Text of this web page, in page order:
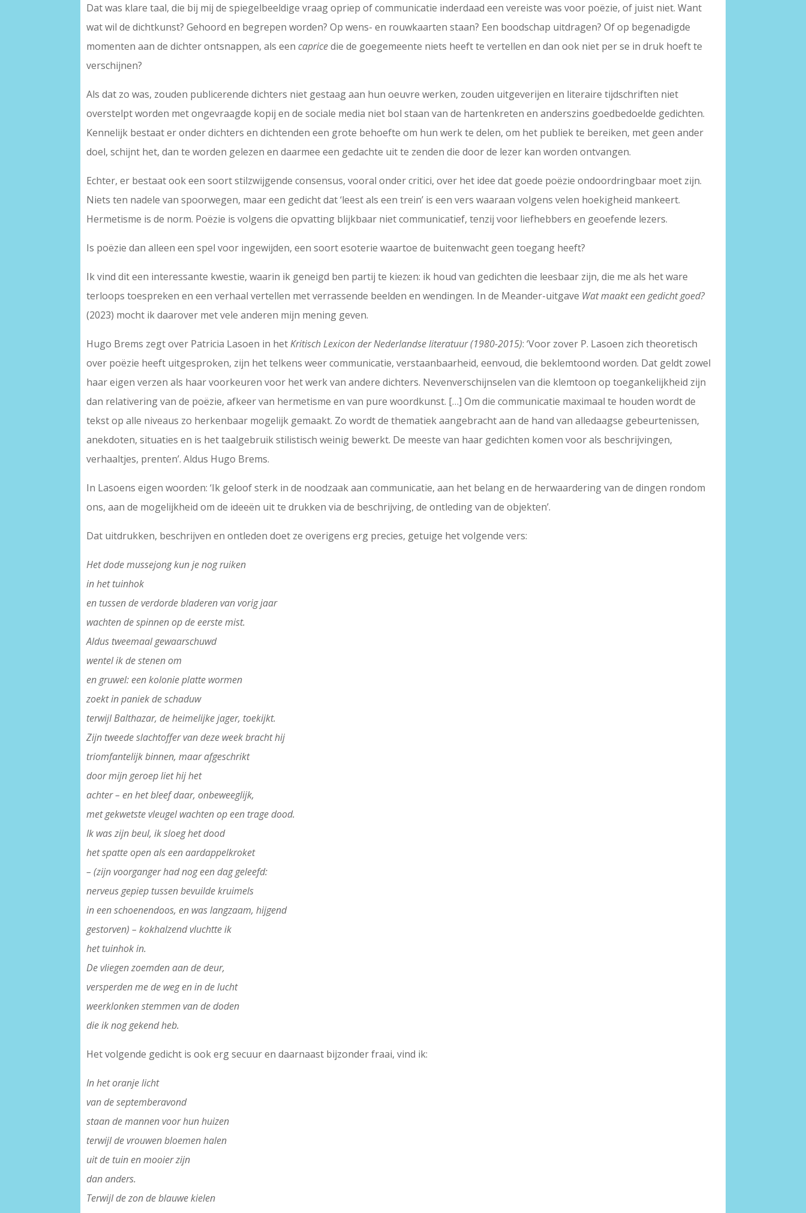
Dat was klare taal, die bij mij de spiegelbeeldige vraag opriep of communicatie inderdaad een vereiste was voor poëzie, of juist niet. Want
wat wil de dichtkunst? Gehoord en begrepen worden? Op wens- en rouwkaarten staan? Een boodschap uitdragen? Of op begenadigde
momenten aan de dichter ontsnappen, als eencapricedie de goegemeente niets heeft te vertellen en dan ook niet per se in druk hoeft te
verschijnen?
Als dat zo was, zouden publicerende dichters niet gestaag aan hun oeuvre werken, zouden uitgeverijen en literaire tijdschriften niet
overstelpt worden met ongevraagde kopij en de sociale media niet bol staan van de hartenkreten en anderszins goedbedoelde gedichten.
Kennelijk bestaat er onder dichters en dichtenden een grote behoefte om hun werk te delen, om het publiek te bereiken, met geen ander
doel, schijnt het, dan te worden gelezen en daarmee een gedachte uit te zenden die door de lezer kan worden ontvangen.
Echter, er bestaat ook een soort stilzwijgende consensus, vooral onder critici, over het idee dat goede poëzie ondoordringbaar moet zijn.
Niets ten nadele van spoorwegen, maar een gedicht dat ‘leest als een trein’ is een vers waaraan volgens velen hoekigheid mankeert.
Hermetisme is de norm. Poëzie is volgens die opvatting blijkbaar niet communicatief, tenzij voor liefhebbers en geoefende lezers.
Is poëzie dan alleen een spel voor ingewijden, een soort esoterie waartoe de buitenwacht geen toegang heeft?
Ik vind dit een interessante kwestie, waarin ik geneigd ben partij te kiezen: ik houd van gedichten die leesbaar zijn, die me als het ware
terloops toespreken en een verhaal vertellen met verrassende beelden en wendingen. In de Meander-uitgave Wat maakt een gedicht goed?
(2023) mocht ik daarover met vele anderen mijn mening geven.
Hugo Brems zegt over Patricia Lasoen in hetKritisch Lexicon der Nederlandse literatuur (1980-2015): ‘Voor zover P. Lasoen zich theoretisch
over poëzie heeft uitgesproken, zijn het telkens weer communicatie, verstaanbaarheid, eenvoud, die beklemtoond worden. Dat geldt zowel
haar eigen verzen als haar voorkeuren voor het werk van andere dichters. Nevenverschijnselen van die klemtoon op toegankelijkheid zijn
dan relativering van de poëzie, afkeer van hermetisme en van pure woordkunst. […] Om die communicatie maximaal te houden wordt de
tekst op alle niveaus zo herkenbaar mogelijk gemaakt. Zo wordt de thematiek aangebracht aan de hand van alledaagse gebeurtenissen,
anekdoten, situaties en is het taalgebruik stilistisch weinig bewerkt. De meeste van haar gedichten komen voor als beschrijvingen,
verhaaltjes, prenten’. Aldus Hugo Brems.
In Lasoens eigen woorden: ‘Ik geloof sterk in de noodzaak aan communicatie, aan het belang en de herwaardering van de dingen rondom
ons, aan de mogelijkheid om de ideeën uit te drukken via de beschrijving, de ontleding van de objekten’.
Dat uitdrukken, beschrijven en ontleden doet ze overigens erg precies, getuige het volgende vers:
Het dode mussejong kun je nog ruiken
in het tuinhok
en tussen de verdorde bladeren van vorig jaar
wachten de spinnen op de eerste mist.
Aldus tweemaal gewaarschuwd
wentel ik de stenen om
en gruwel: een kolonie platte wormen
zoekt in paniek de schaduw
terwijl Balthazar, de heimelijke jager, toekijkt.
Zijn tweede slachtoffer van deze week bracht hij
triomfantelijk binnen, maar afgeschrikt
door mijn geroep liet hij het
achter – en het bleef daar, onbeweeglijk,
met gekwetste vleugel wachten op een trage dood.
Ik was zijn beul, ik sloeg het dood
het spatte open als een aardappelkroket
– (zijn voorganger had nog een dag geleefd:
nerveus gepiep tussen bevuilde kruimels
in een schoenendoos, en was langzaam, hijgend
gestorven) – kokhalzend vluchtte ik
het tuinhok in.
De vliegen zoemden aan de deur,
versperden me de weg en in de lucht
weerklonken stemmen van de doden
die ik nog gekend heb.
Het volgende gedicht is ook erg secuur en daarnaast bijzonder fraai, vind ik:
In het oranje licht
van de septemberavond
staan de mannen voor hun huizen
terwijl de vrouwen bloemen halen
uit de tuin en mooier zijn
dan anders.
Terwijl de zon de blauwe kielen